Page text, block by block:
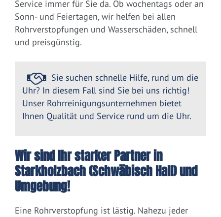
Service immer für Sie da. Ob wochentags oder an
Sonn- und Feiertagen, wir helfen bei allen
Rohrverstopfungen und Wasserschäden, schnell
und preisgünstig.
Sie suchen schnelle Hilfe, rund um die
Uhr? In diesem Fall sind Sie bei uns richtig!
Unser Rohrreinigungsunternehmen bietet
Ihnen Qualität und Service rund um die Uhr.
Wir sind Ihr starker Partner in
Starkholzbach (Schwäbisch Hall) und
Umgebung!
Eine Rohrverstopfung ist lästig. Nahezu jeder